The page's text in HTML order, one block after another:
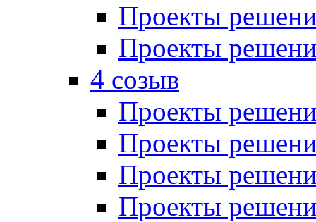
Проекты
Проекты
4 созыв
Проекты
Проекты
Проекты
Проекты